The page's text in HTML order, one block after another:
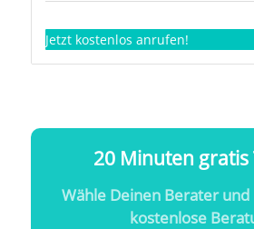
Jetzt kostenlos anrufen!
20 Minuten gratis
Wähle Deinen Berater
kostenlose